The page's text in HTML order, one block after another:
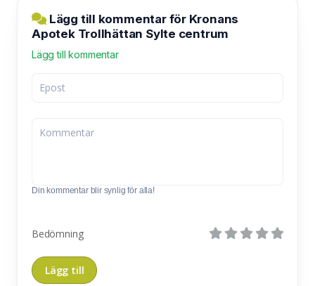
Lägg till kommentar för Kronans
Apotek Trollhättan Sylte centrum
Lägg till kommentar
Din kommentar blir synlig för alla!
Bedömning